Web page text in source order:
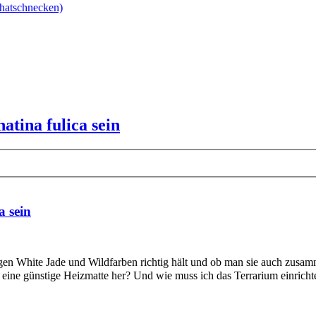
fulica sein
sein
White Jade und Wildfarben richtig hält und ob man sie auch
günstige Heizmatte her? Und wie muss ich das Terrarium